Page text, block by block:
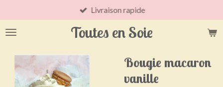
au
contenu
Toutes en Soie
Livraison rapide
Bougie macaron
vanille